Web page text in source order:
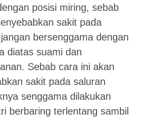
posisi miring, sebab
sakit pada
bersenggama dengan
diatas suami dan
Sebab cara ini akan
sakit pada saluran
senggama dilakukan
berbaring terlentang sambil